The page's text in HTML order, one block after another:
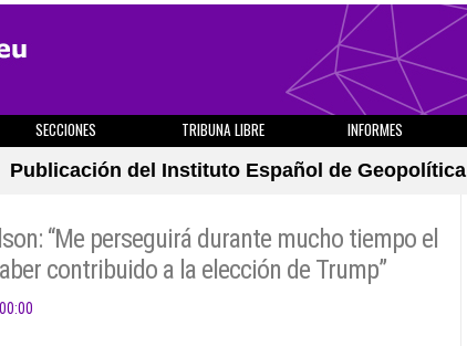
SECCIONES TRIBUNA LIBRE INFORMES
Publicación del Instituto Español de Geopolítica
“Me perseguirá durante mucho tiempo el
contribuido a la elección de Trump”